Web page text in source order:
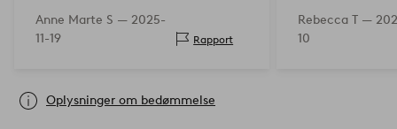
Anne Marte S — 2025-
11-19
Rapport
Rebecca T —
10
Oplysninger om bedømmelse